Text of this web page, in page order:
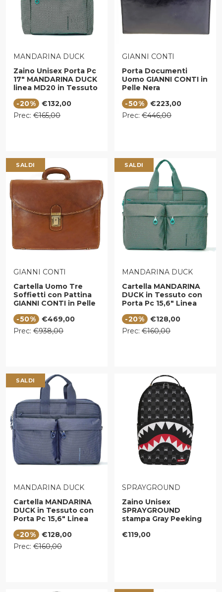
VENDITORE:
MANDARINA DUCK
Zaino Unisex Porta Pc
17" MANDARINA DUCK
linea MD20 in Tessuto
-20%
Prezzo di vendita
€132,00
Prezzo regolare
Prec: €165,00
VENDITORE:
GIANNI CONTI
Porta Documenti
Uomo GIANNI CONTI in
Pelle Nera
-50%
Prezzo di vendita
€223,00
Prezzo regolare
Prec: €446,00
SALDI
VENDITORE:
GIANNI CONTI
Cartella Uomo Tre
Soffietti con Pattina
GIANNI CONTI in Pelle
-50%
Prezzo di vendita
€469,00
Prezzo regolare
Prec: €938,00
SALDI
VENDITORE:
MANDARINA DUCK
Cartella MANDARINA
DUCK in Tessuto con
Porta Pc 15,6" Linea
-20%
Prezzo di vendita
€128,00
Prezzo regolare
Prec: €160,00
SALDI
VENDITORE:
MANDARINA DUCK
Cartella MANDARINA
DUCK in Tessuto con
Porta Pc 15,6" Linea
Blue
-20%
Prezzo di vendita
€128,00
Prezzo regolare
Prec: €160,00
VENDITORE:
SPRAYGROUND
Zaino Unisex
SPRAYGROUND
stampa Gray Peeking
Prezzo regolare
€119,00